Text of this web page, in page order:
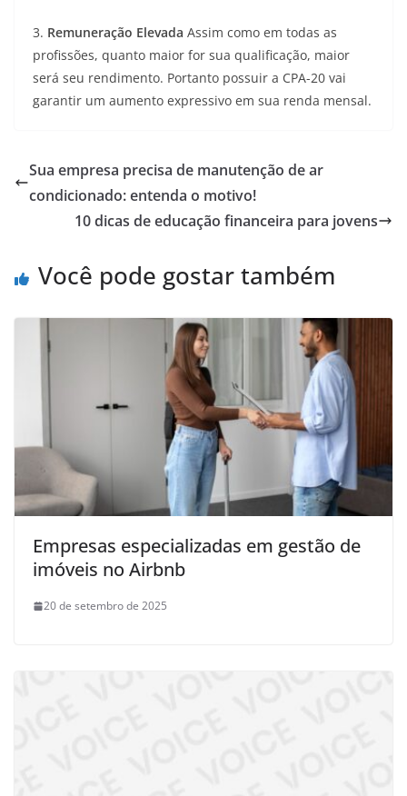
3. Remuneração Elevada Assim como em todas as
profissões, quanto maior for sua qualificação, maior
será seu rendimento. Portanto possuir a CPA-20 vai
garantir um aumento expressivo em sua renda mensal.
Sua empresa precisa de manutenção de ar
condicionado: entenda o motivo!
10 dicas de educação financeira para jovens
Você pode gostar também
Empresas especializadas em gestão de
imóveis no Airbnb
20 de setembro de 2025